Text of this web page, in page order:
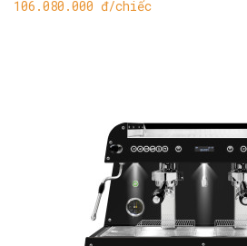
106.080.000 đ/chiếc